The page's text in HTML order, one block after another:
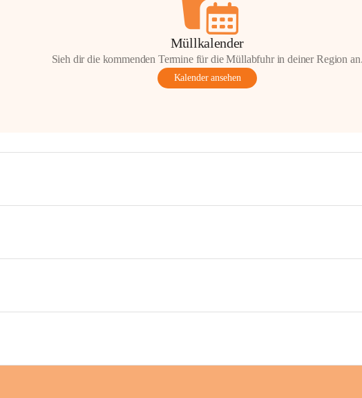
Müllkalender
Sieh dir die kommenden Termine für die Müllabfuhr in deiner Region
Kalender ansehen